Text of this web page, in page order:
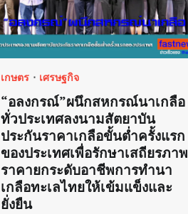
เกษตร เศรษฐกิจ
“อลงกรณ์”ผนึกสหกรณ์นาเกลือ
ทั่วประเทศลงนามสัตยาบัน
ประกันราคาเกลือขั้นต่ำครั้งแรก
ของประเทศเพื่อรักษาเสถียรภาพ
ราคายกระดับอาชีพการทำนา
เกลือทะเลไทยให้เข้มแข็งและ
ยั่งยืน